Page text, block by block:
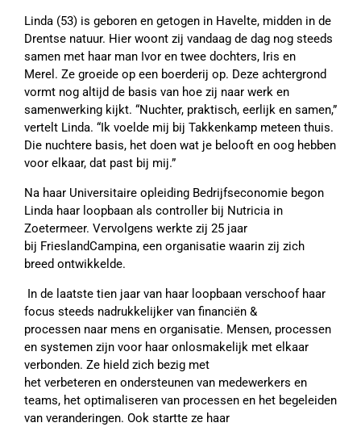
Linda (53) is geboren en getogen in Havelte, midden in de
Drentse natuur. Hier woont zij vandaag de dag nog steeds
samen met haar man Ivor en twee dochters, Iris en
Merel. Ze groeide op een boerderij op. Deze achtergrond
vormt nog altijd de basis van hoe zij naar werk en
samenwerking kijkt. “Nuchter, praktisch, eerlijk en samen,”
vertelt Linda. “Ik voelde mij bij Takkenkamp meteen thuis.
Die nuchtere basis, het doen wat je belooft en oog hebben
voor elkaar, dat past bij mij.”
Na haar Universitaire opleiding Bedrijfseconomie begon
Linda haar loopbaan als controller bij Nutricia in
Zoetermeer. Vervolgens werkte zij 25 jaar
bij FrieslandCampina, een organisatie waarin zij zich
breed ontwikkelde.
In de laatste tien jaar van haar loopbaan verschoof haar
focus steeds nadrukkelijker van financiën &
processen naar mens en organisatie. Mensen, processen
en systemen zijn voor haar onlosmakelijk met elkaar
verbonden. Ze hield zich bezig met
het verbeteren en ondersteunen van medewerkers en
teams, het optimaliseren van processen en het begeleiden
van veranderingen. Ook startte ze haar